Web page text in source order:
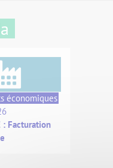
économiques
: Facturation